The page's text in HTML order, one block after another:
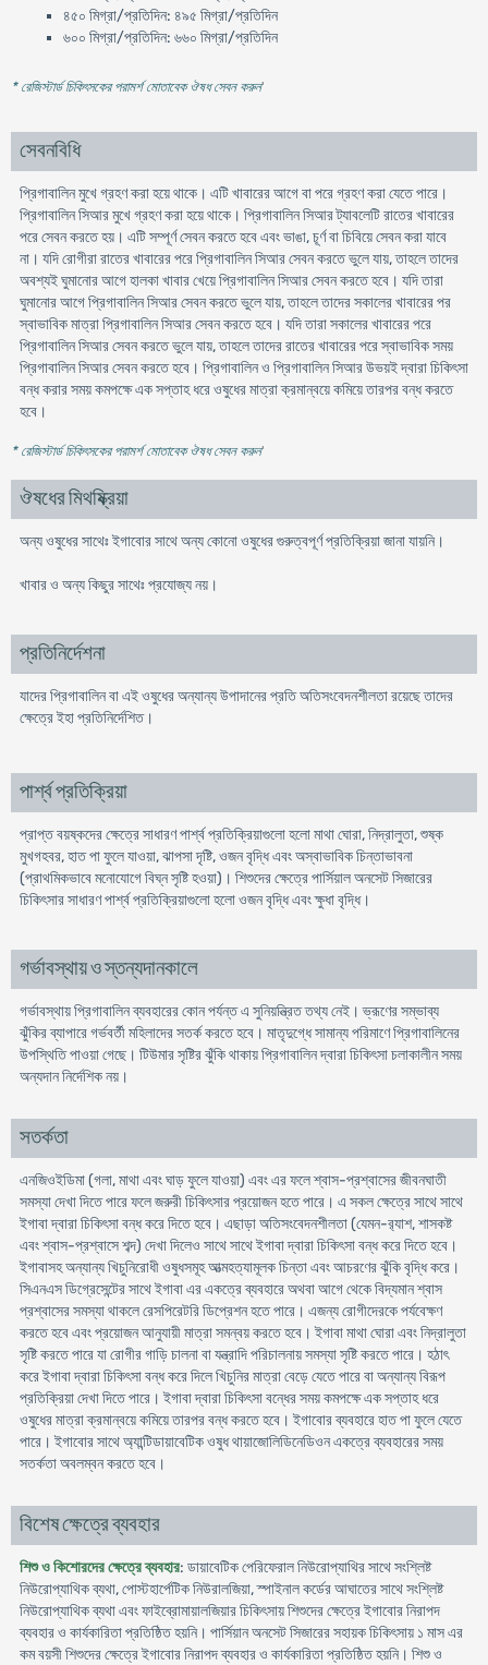
৪৫০ মিগ্রা/প্রতিদিন: ৪৯৫ মিগ্রা/প্রতিদিন
৬০০ মিগ্রা/প্রতিদিন: ৬৬০ মিগ্রা/প্রতিদিন
* রেজিস্টার্ড চিকিৎসকের পরামর্শ মোতাবেক ঔষধ সেবন করুন'
সেবনবিধি
প্রিগাবালিন মুখে গ্রহণ করা হয়ে থাকে। এটি খাবারের আগে বা পরে গ্রহণ করা যেতে পারে।
প্রিগাবালিন সিআর মুখে গ্রহণ করা হয়ে থাকে। প্রিগাবালিন সিআর ট্যাবলেটি রাতের খাবারের
পরে সেবন করতে হয়। এটি সম্পূর্ণ সেবন করতে হবে এবং ভাঙা, চূর্ণ বা চিবিয়ে সেবন করা যাবে
না। যদি রোগীরা রাতের খাবারের পরে প্রিগাবালিন সিআর সেবন করতে ভুলে যায়, তাহলে তাদের
অবশ্যই ঘুমানোর আগে হালকা খাবার খেয়ে প্রিগাবালিন সিআর সেবন করতে হবে। যদি তারা
ঘুমানোর আগে প্রিগাবালিন সিআর সেবন করতে ভুলে যায়, তাহলে তাদের সকালের খাবারের পর
স্বাভাবিক মাত্রা প্রিগাবালিন সিআর সেবন করতে হবে। যদি তারা সকালের খাবারের পরে
প্রিগাবালিন সিআর সেবন করতে ভুলে যায়, তাহলে তাদের রাতের খাবারের পরে স্বাভাবিক সময়
প্রিগাবালিন সিআর সেবন করতে হবে। প্রিগাবালিন ও প্রিগাবালিন সিআর উভয়ই দ্বারা চিকিৎসা
বন্ধ করার সময় কমপক্ষে এক সপ্তাহ ধরে ওষুধের মাত্রা ক্রমান্বয়ে কমিয়ে তারপর বন্ধ করতে
হবে।
* রেজিস্টার্ড চিকিৎসকের পরামর্শ মোতাবেক ঔষধ সেবন করুন'
ঔষধের মিথষ্ক্রিয়া
অন্য ওষুধের সাথেঃ ইগাবাের সাথে অন্য কোনো ওষুধের গুরুত্বপূর্ণ প্রতিক্রিয়া জানা যায়নি।
খাবার ও অন্য কিছুর সাথেঃ প্রযোজ্য নয়।
প্রতিনির্দেশনা
যাদের প্রিগাবালিন বা এই ওষুধের অন্যান্য উপাদানের প্রতি অতিসংবেদনশীলতা রয়েছে তাদের
ক্ষেত্রে ইহা প্রতিনির্দেশিত।
পার্শ্ব প্রতিক্রিয়া
প্রাপ্ত বয়ষ্কদের ক্ষেত্রে সাধারণ পার্শ্ব প্রতিক্রিয়াগুলো হলো মাথা ঘোরা, নিদ্রালুতা, শুষ্ক
মুখগহবর, হাত পা ফুলে যাওয়া, ঝাপসা দৃষ্টি, ওজন বৃদ্ধি এবং অস্বাভাবিক চিন্তাভাবনা
(প্রাথমিকভাবে মনোযোগে বিঘ্ন সৃষ্টি হওয়া)। শিশুদের ক্ষেত্রে পার্সিয়াল অনসেট সিজারের
চিকিৎসার সাধারণ পার্শ্ব প্রতিক্রিয়াগুলো হলো ওজন বৃদ্ধি এবং ক্ষুধা বৃদ্ধি।
গর্ভাবস্থায় ও স্তন্যদানকালে
গর্ভাবস্থায় প্রিগাবালিন ব্যবহারের কোন পর্যন্ত এ সুনিয়ন্ত্রিত তথ্য নেই। ভ্রূণের সম্ভাব্য
ঝুঁকির ব্যাপারে গর্ভবর্তী মহিলাদের সতর্ক করতে হবে। মাতৃদুগ্ধে সামান্য পরিমাণে প্রিগাবালিনের
উপস্থিতি পাওয়া গেছে। টিউমার সৃষ্টির ঝুঁকি থাকায় প্রিগাবালিন দ্বারা চিকিৎসা চলাকালীন সময়
অন্যদান নির্দেশিক নয়।
সতর্কতা
এনজিওইডিমা (গলা, মাথা এবং ঘাড় ফুলে যাওয়া) এবং এর ফলে শ্বাস-প্রশ্বাসের জীবনঘাতী
সমস্যা দেখা দিতে পারে ফলে জরুরী চিকিৎসার প্রয়োজন হতে পারে। এ সকল ক্ষেত্রে সাথে সাথে
ইগাবা দ্বারা চিকিৎসা বন্ধ করে দিতে হবে। এছাড়া অতিসংবেদনশীলতা (যেমন-র‍্যাশ, শাসকষ্ট
এবং শ্বাস-প্রশ্বাসে শব্দ) দেখা দিলেও সাথে সাথে ইগাবা দ্বারা চিকিৎসা বন্ধ করে দিতে হবে।
ইগাবাসহ অন্যান্য খিচুনিরোধী ওষুধসমূহ আত্মহত্যামূলক চিন্তা এবং আচরণের ঝুঁকি বৃদ্ধি করে।
সিএনএস ডিগ্রেসেন্টের সাথে ইগাবা এর একত্রে ব্যবহারে অথবা আগে থেকে বিদ্যমান শ্বাস
প্রশ্বাসের সমস্যা থাকলে রেসপিরেটরি ডিপ্রেশন হতে পারে। এজন্য রোগীদেরকে পর্যবেক্ষণ
করতে হবে এবং প্রয়োজন আনুযায়ী মাত্রা সমন্বয় করতে হবে। ইগাবা মাথা ঘোরা এবং নিদ্রালুতা
সৃষ্টি করতে পারে যা রোগীর গাড়ি চালনা বা যন্ত্রাদি পরিচালনায় সমস্যা সৃষ্টি করতে পারে। হঠাৎ
করে ইগাবা দ্বারা চিকিৎসা বন্ধ করে দিলে খিচুনির মাত্রা বেড়ে যেতে পারে বা অন্যান্য বিরূপ
প্রতিক্রিয়া দেখা দিতে পারে। ইগাবা দ্বারা চিকিৎসা বন্ধের সময় কমপক্ষে এক সপ্তাহ ধরে
ওষুধের মাত্রা ক্রমান্বয়ে কমিয়ে তারপর বন্ধ করতে হবে। ইগাবাের ব্যবহারে হাত পা ফুলে যেতে
পারে। ইগাবাের সাথে অ্যান্টিডায়াবেটিক ওষুধ থায়াজোলিডিনেডিওন একত্রে ব্যবহারের সময়
সতর্কতা অবলম্বন করতে হবে।
বিশেষ ক্ষেত্রে ব্যবহার
শিশু ও কিশোরদের ক্ষেত্রে ব্যবহার: ডায়াবেটিক পেরিফেরাল নিউরোপ্যাথির সাথে সংশ্লিষ্ট
নিউরোপ্যাথিক ব্যথা, পোস্টহার্পেটিক নিউরালজিয়া, স্পাইনাল কর্ডের আঘাতের সাথে সংশ্লিষ্ট
নিউরোপ্যাথিক ব্যথা এবং ফাইব্রোমায়ালজিয়ার চিকিৎসায় শিশুদের ক্ষেত্রে ইগাবাের নিরাপদ
ব্যবহার ও কার্যকারিতা প্রতিষ্ঠিত হয়নি। পার্সিয়ান অনসেট সিজারের সহায়ক চিকিৎসায় ১ মাস এর
কম বয়সী শিশুদের ক্ষেত্রে ইগাবাের নিরাপদ ব্যবহার ও কার্যকারিতা প্রতিষ্ঠিত হয়নি। শিশু ও